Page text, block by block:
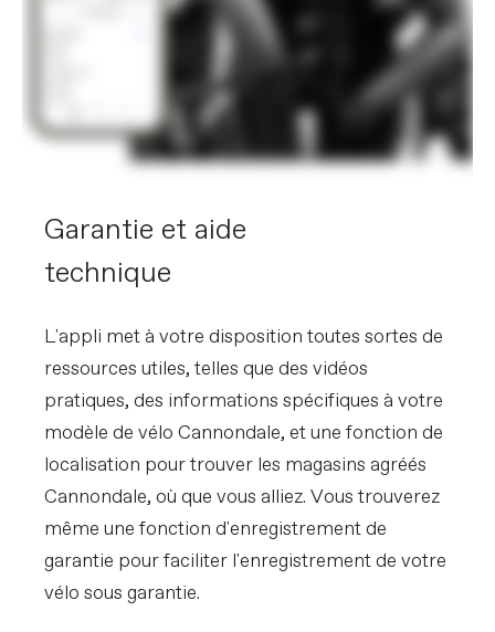
Garantie et aide
technique
L'appli met à votre disposition toutes sortes de
ressources utiles, telles que des vidéos
pratiques, des informations spécifiques à votre
modèle de vélo Cannondale, et une fonction de
localisation pour trouver les magasins agréés
Cannondale, où que vous alliez. Vous trouverez
même une fonction d'enregistrement de
garantie pour faciliter l'enregistrement de votre
vélo sous garantie.